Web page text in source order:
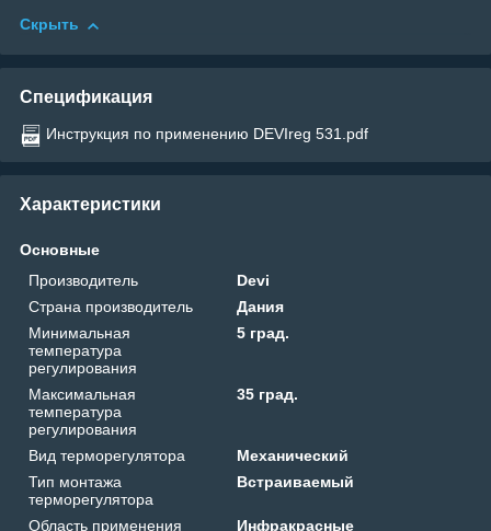
Скрыть
Спецификация
Инструкция по применению DEVIreg 531.pdf
Характеристики
Основные
Производитель
Devi
Страна производитель
Дания
Минимальная
температура
регулирования
5 град.
Максимальная
температура
регулирования
35 град.
Вид терморегулятора
Механический
Тип монтажа
терморегулятора
Встраиваемый
Область применения
Инфракрасные